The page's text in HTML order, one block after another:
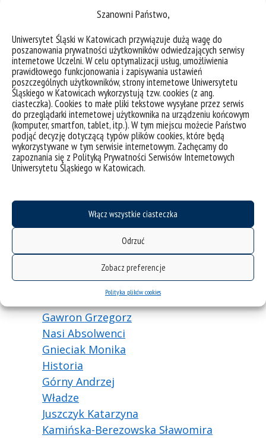
Szanowni Państwo,
Uniwersytet Śląski w Katowicach przywiązuje dużą wagę do
poszanowania prywatności użytkowników odwiedzających serwisy
internetowe Uczelni. W celu optymalizacji usług, umożliwienia
prawidłowego funkcjonowania i zapisywania ustawień
poszczególnych użytkowników, strony internetowe Uniwersytetu
Śląskiego w Katowicach wykorzystują tzw. cookies (z ang.
ciasteczka). Cookies to małe pliki tekstowe wysyłane przez serwis
do przeglądarki internetowej użytkownika na urządzeniu końcowym
(komputer, smartfon, tablet, itp.). W tym miejscu możecie Państwo
podjąć decyzję dotyczącą typów plików cookies, które będą
wykorzystywane w tym serwisie internetowym. Zachęcamy do
zapoznania się z Polityką Prywatności Serwisów Internetowych
Uniwersytetu Śląskiego w Katowicach.
Włącz wszystkie ciasteczka
Odrzuć
Zobacz preferencje
Polityka plików cookies
Monika Żak
Konferencje
Fotorelacja z Konferencji
„From the grassroots to policy
and back: Putting just
transition to practice”
Inne wydarzenia
Seminarium Socjo-Kato 25.02.2020
Drzazga-Lech Maja
Dzienniak-Pulina Daniela
Zespoły badawcze
Dziewierski Marek
Biznes i Administracja
Rada Programowo-Biznesowa
Rada Programowa
Gawron Grzegorz
Nasi Absolwenci
Gnieciak Monika
Historia
Górny Andrzej
Władze
Juszczyk Katarzyna
Kamińska-Berezowska Sławomira